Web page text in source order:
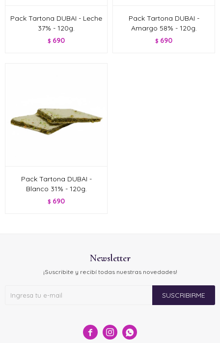
Pack Tartona DUBAI - Leche
37% - 120g.
$ 690
Pack Tartona DUBAI -
Amargo 58% - 120g.
$ 690
Pack Tartona DUBAI -
Blanco 31% - 120g.
$ 690
  
Newsletter
¡Suscribite y recibí todas nuestras novedades!
SUSCRIBIRME